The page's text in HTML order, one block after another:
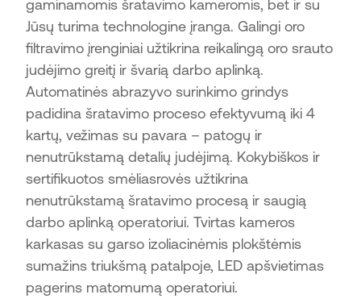
gaminamomis šratavimo kameromis, bet ir su
Jūsų turima technologine įranga. Galingi oro
filtravimo įrenginiai užtikrina reikalingą oro srauto
judėjimo greitį ir švarią darbo aplinką.
Automatinės abrazyvo surinkimo grindys
padidina šratavimo proceso efektyvumą iki 4
kartų, vežimas su pavara – patogų ir
nenutrūkstamą detalių judėjimą. Kokybiškos ir
sertifikuotos smėliasrovės užtikrina
nenutrūkstamą šratavimo procesą ir saugią
darbo aplinką operatoriui. Tvirtas kameros
karkasas su garso izoliacinėmis plokštėmis
sumažins triukšmą patalpoje, LED apšvietimas
pagerins matomumą operatoriui.